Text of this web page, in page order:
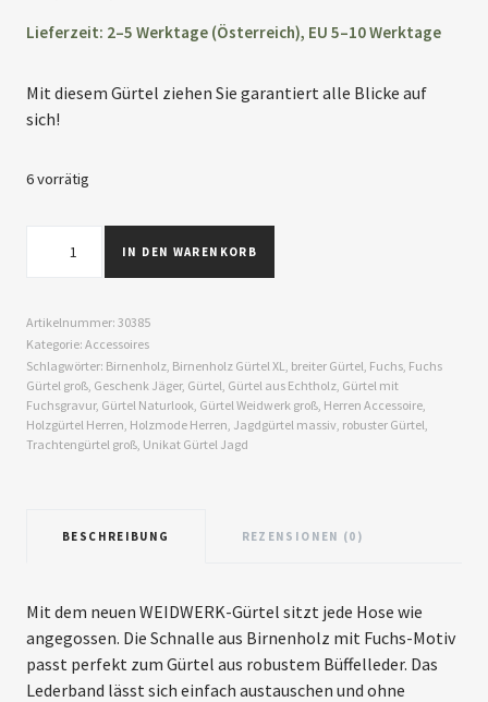
Lieferzeit: 2–5 Werktage (Österreich), EU 5–10 Werktage
Mit diesem Gürtel ziehen Sie garantiert alle Blicke auf
sich!
6 vorrätig
IN DEN WARENKORB
Artikelnummer: 30385
Kategorie: Accessoires
Schlagwörter: Birnenholz, Birnenholz Gürtel XL, breiter Gürtel, Fuchs, Fuchs
Gürtel groß, Geschenk Jäger, Gürtel, Gürtel aus Echtholz, Gürtel mit
Fuchsgravur, Gürtel Naturlook, Gürtel Weidwerk groß, Herren Accessoire,
Holzgürtel Herren, Holzmode Herren, Jagdgürtel massiv, robuster Gürtel,
Trachtengürtel groß, Unikat Gürtel Jagd
BESCHREIBUNG REZENSIONEN (0)
Mit dem neuen WEIDWERK-Gürtel sitzt jede Hose wie
angegossen. Die Schnalle aus Birnenholz mit Fuchs-Motiv
passt perfekt zum Gürtel aus robustem Büffelleder. Das
Lederband lässt sich einfach austauschen und ohne